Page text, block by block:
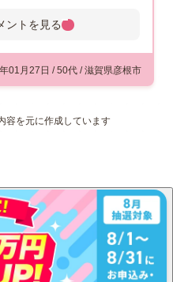
コメント
切な着物の整理の依頼
だきありがとうござい
提示できて嬉しく思い
ントを 見る
01月27日 / 50代 / 滋賀県彦根市
容を元に作成しています